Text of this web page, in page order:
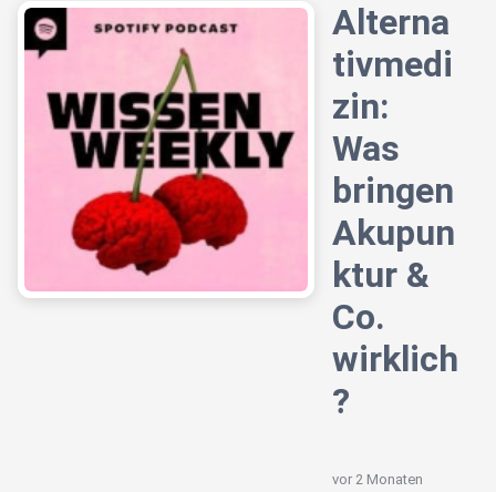
Alterna
tivmedi
zin:
Was
bringen
Akupun
ktur &
Co.
wirklich
?
vor 2 Monaten